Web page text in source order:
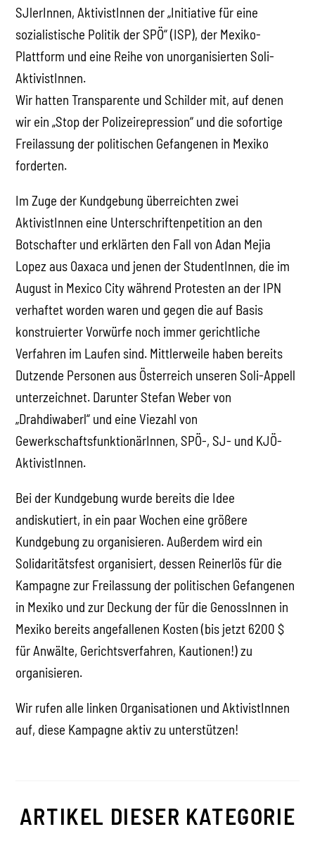
SJlerInnen, AktivistInnen der „Initiative für eine
sozialistische Politik der SPÖ“ (ISP), der Mexiko-
Plattform und eine Reihe von unorganisierten Soli-
AktivistInnen.
Wir hatten Transparente und Schilder mit, auf denen
wir ein „Stop der Polizeirepression“ und die sofortige
Freilassung der politischen Gefangenen in Mexiko
forderten.
Im Zuge der Kundgebung überreichten zwei
AktivistInnen eine Unterschriftenpetition an den
Botschafter und erklärten den Fall von Adan Mejia
Lopez aus Oaxaca und jenen der StudentInnen, die im
August in Mexico City während Protesten an der IPN
verhaftet worden waren und gegen die auf Basis
konstruierter Vorwürfe noch immer gerichtliche
Verfahren im Laufen sind. Mittlerweile haben bereits
Dutzende Personen aus Österreich unseren Soli-Appell
unterzeichnet. Darunter Stefan Weber von
„Drahdiwaberl“ und eine Viezahl von
GewerkschaftsfunktionärInnen, SPÖ-, SJ- und KJÖ-
AktivistInnen.
Bei der Kundgebung wurde bereits die Idee
andiskutiert, in ein paar Wochen eine größere
Kundgebung zu organisieren. Außerdem wird ein
Solidaritätsfest organisiert, dessen Reinerlös für die
Kampagne zur Freilassung der politischen Gefangenen
in Mexiko und zur Deckung der für die GenossInnen in
Mexiko bereits angefallenen Kosten (bis jetzt 6200 $
für Anwälte, Gerichtsverfahren, Kautionen!) zu
organisieren.
Wir rufen alle linken Organisationen und AktivistInnen
auf, diese Kampagne aktiv zu unterstützen!
ARTIKEL DIESER KATEGORIE